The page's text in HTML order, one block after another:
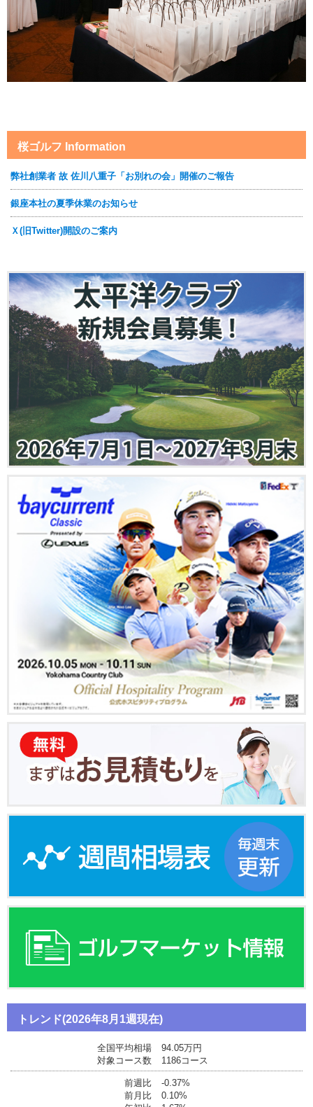
桜ゴルフ Information
弊社創業者 故 佐川八重子「お別れの会」開催のご報告
銀座本社の夏季休業のお知らせ
Ｘ(旧Twitter)開設のご案内
トレンド(2026年8月1週現在)
全国平均相場
94.05万円
対象コース数
1186コース
前週比
-0.37%
前月比
0.10%